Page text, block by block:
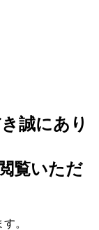
誠にあり
覧いただ
。